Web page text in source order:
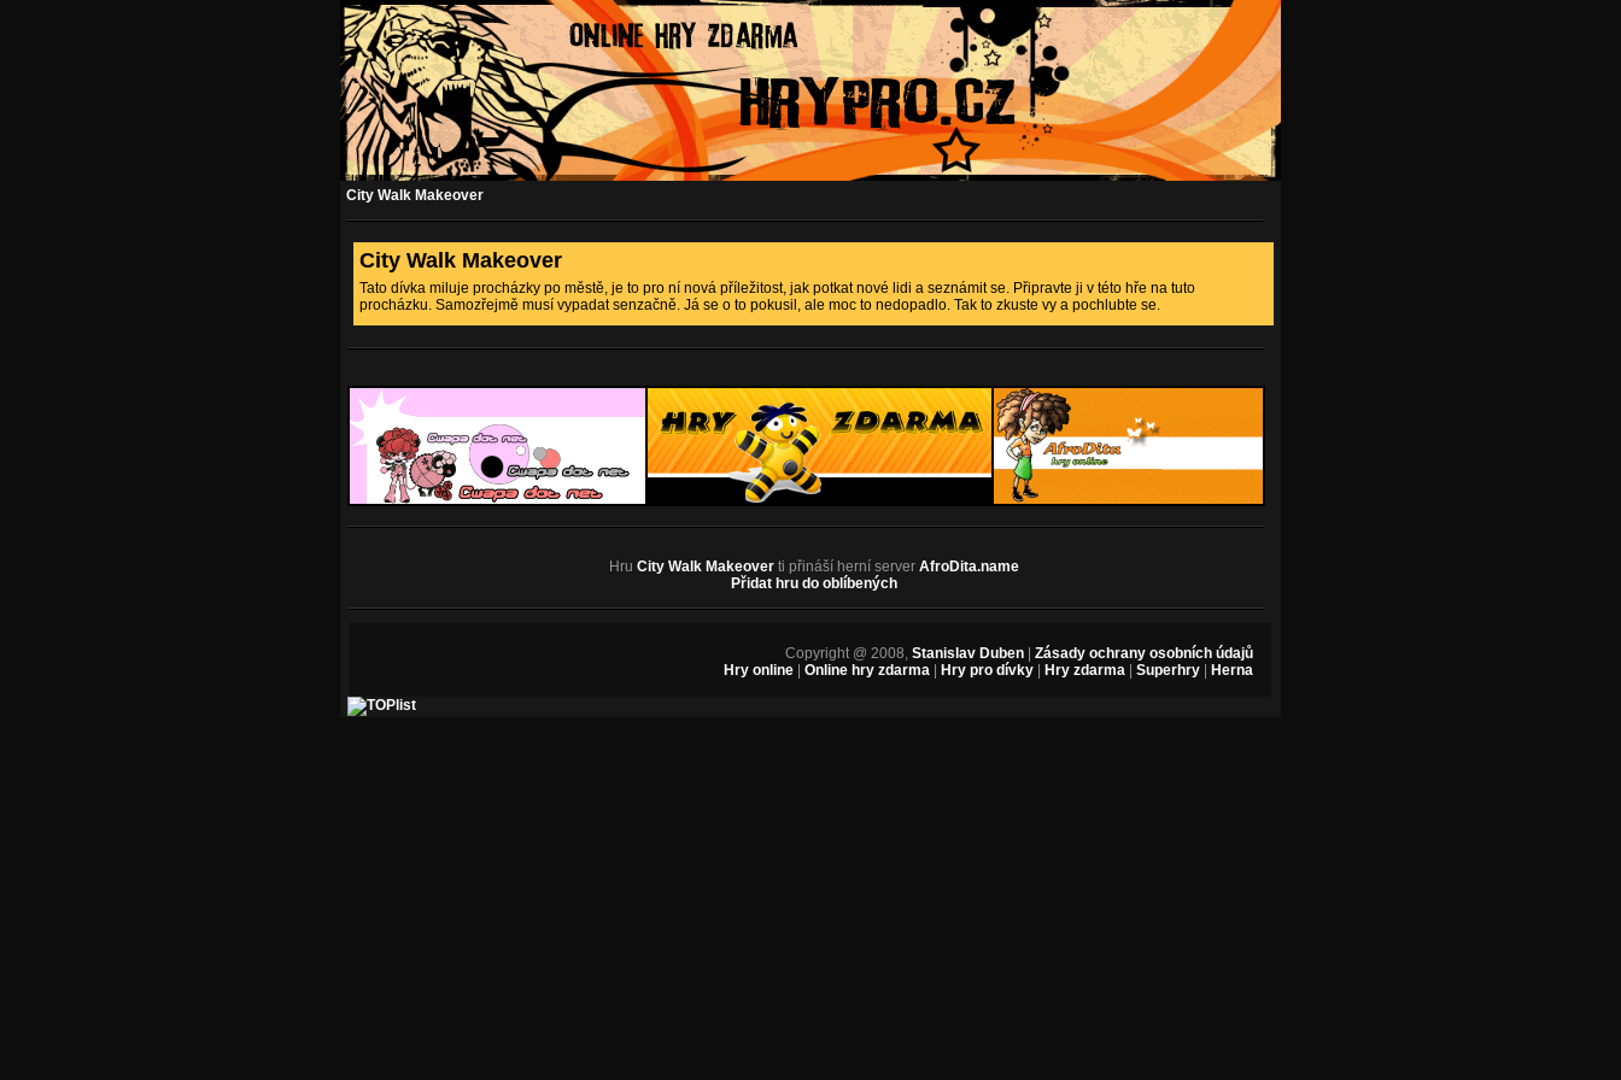
City Walk Makeover
City Walk Makeover
Tato dívka miluje procházky po městě, je to pro ní nová příležitost, jak potkat nové lidi a seznámit se. Připravte ji v této hře na tuto
procházku. Samozřejmě musí vypadat senzačně. Já se o to pokusil, ale moc to nedopadlo. Tak to zkuste vy a pochlubte se.
Hru City Walk Makeoverti přináší herní server AfroDita.name
Přidat hru do oblíbených
Copyright @ 2008, Stanislav Duben
Zásady ochrany osobních údajů
Hry online
Online hry zdarma Hry pro dívky Hry zdarma Superhry Herna